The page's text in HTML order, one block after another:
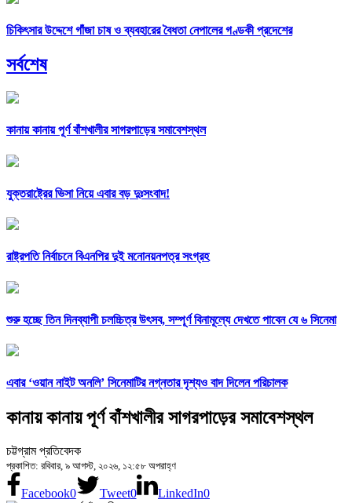
চিকিৎসার উদ্দেশে গাঁজা চাষ ও ব্যবহারের বৈধতা নেপালের গণ্ডকী প্রদেশের
সর্বশেষ
কানায় কানায় পূর্ণ বাঁশখালীর সাগরপাড়ের সমাবেশস্থল
যুক্তরাষ্ট্রের ভিসা নিয়ে এবার বড় দুঃসংবাদ!
রাষ্ট্রপতি নির্বাচনে বিএনপির দুই মনোনয়নপত্র সংগ্রহ
শুরু হচ্ছে তিন দিনব্যাপী চলচ্চিত্র উৎসব, সম্পূর্ণ বিনামূল্যে দেখতে পাবেন যে ৬ সিনেমা
এবার ‘ওয়ান নাইট অনলি’ সিনেমাটির নগ্নতার দৃশ্যও বাদ দিলেন পরিচালক
কানায় কানায় পূর্ণ বাঁশখালীর সাগরপাড়ের সমাবেশস্থল
চট্টগ্রাম প্রতিবেদক
প্রকাশিত: রবিবার, ৯ আগস্ট, ২০২৬, ১২:৫৮ অপরাহ্ণ
Facebook0 Tweet0 LinkedIn0